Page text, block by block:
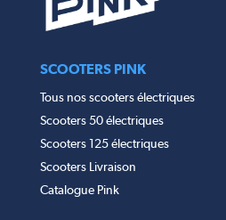
SCOOTERS PINK
Tous nos scooters électriques
Scooters 50 électriques
Scooters 125 électriques
Scooters Livraison
Catalogue Pink